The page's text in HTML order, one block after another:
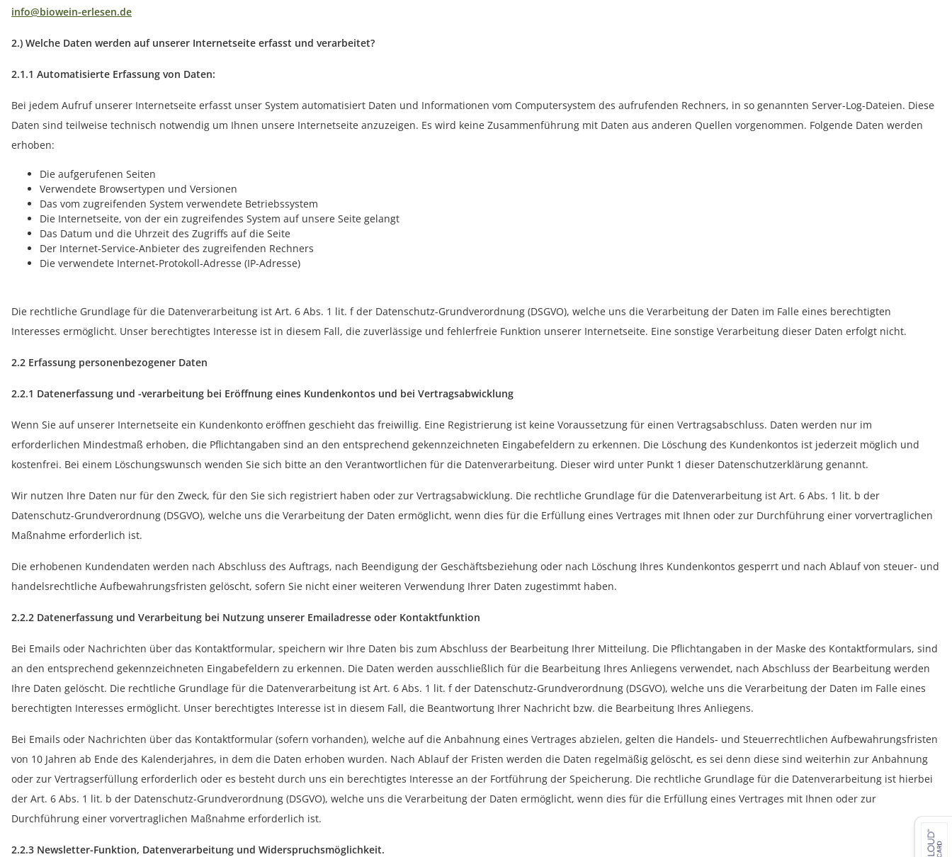
info@biowein-erlesen.de
2.) Welche Daten werden auf unserer Internetseite erfasst und verarbeitet?
2.1.1 Automatisierte Erfassung von Daten:
Bei jedem Aufruf unserer Internetseite erfasst unser System automatisiert Daten und Informationen vom Computersystem des aufrufenden Rechners, in so genannten Server-Log-Dateien. Diese
Daten sind teilweise technisch notwendig um Ihnen unsere Internetseite anzuzeigen. Es wird keine Zusammenführung mit Daten aus anderen Quellen vorgenommen. Folgende Daten werden
erhoben:
Die aufgerufenen Seiten
Verwendete Browsertypen und Versionen
Das vom zugreifenden System verwendete Betriebssystem
Die Internetseite, von der ein zugreifendes System auf unsere Seite gelangt
Das Datum und die Uhrzeit des Zugriffs auf die Seite
Der Internet-Service-Anbieter des zugreifenden Rechners
Die verwendete Internet-Protokoll-Adresse (IP-Adresse)
Die rechtliche Grundlage für die Datenverarbeitung ist Art. 6 Abs. 1 lit. f der Datenschutz-Grundverordnung (DSGVO), welche uns die Verarbeitung der Daten im Falle eines berechtigten
Interesses ermöglicht. Unser berechtigtes Interesse ist in diesem Fall, die zuverlässige und fehlerfreie Funktion unserer Internetseite. Eine sonstige Verarbeitung dieser Daten erfolgt nicht.
2.2 Erfassung personenbezogener Daten
2.2.1 Datenerfassung und -verarbeitung bei Eröffnung eines Kundenkontos und bei Vertragsabwicklung
Wenn Sie auf unserer Internetseite ein Kundenkonto eröffnen geschieht das freiwillig. Eine Registrierung ist keine Voraussetzung für einen Vertragsabschluss. Daten werden nur im
erforderlichen Mindestmaß erhoben, die Pflichtangaben sind an den entsprechend gekennzeichneten Eingabefeldern zu erkennen. Die Löschung des Kundenkontos ist jederzeit möglich und
kostenfrei. Bei einem Löschungswunsch wenden Sie sich bitte an den Verantwortlichen für die Datenverarbeitung. Dieser wird unter Punkt 1 dieser Datenschutzerklärung genannt.
Wir nutzen Ihre Daten nur für den Zweck, für den Sie sich registriert haben oder zur Vertragsabwicklung. Die rechtliche Grundlage für die Datenverarbeitung ist Art. 6 Abs. 1 lit. b der
Datenschutz-Grundverordnung (DSGVO), welche uns die Verarbeitung der Daten ermöglicht, wenn dies für die Erfüllung eines Vertrages mit Ihnen oder zur Durchführung einer vorvertraglichen
Maßnahme erforderlich ist.
Die erhobenen Kundendaten werden nach Abschluss des Auftrags, nach Beendigung der Geschäftsbeziehung oder nach Löschung Ihres Kundenkontos gesperrt und nach Ablauf von steuer- und
handelsrechtliche Aufbewahrungsfristen gelöscht, sofern Sie nicht einer weiteren Verwendung Ihrer Daten zugestimmt haben.
2.2.2 Datenerfassung und Verarbeitung bei Nutzung unserer Emailadresse oder Kontaktfunktion
Bei Emails oder Nachrichten über das Kontaktformular, speichern wir Ihre Daten bis zum Abschluss der Bearbeitung Ihrer Mitteilung. Die Pflichtangaben in der Maske des Kontaktformulars, sind
an den entsprechend gekennzeichneten Eingabefeldern zu erkennen. Die Daten werden ausschließlich für die Bearbeitung Ihres Anliegens verwendet, nach Abschluss der Bearbeitung werden
Ihre Daten gelöscht. Die rechtliche Grundlage für die Datenverarbeitung ist Art. 6 Abs. 1 lit. f der Datenschutz-Grundverordnung (DSGVO), welche uns die Verarbeitung der Daten im Falle eines
berechtigten Interesses ermöglicht. Unser berechtigtes Interesse ist in diesem Fall, die Beantwortung Ihrer Nachricht bzw. die Bearbeitung Ihres Anliegens.
Bei Emails oder Nachrichten über das Kontaktformular (sofern vorhanden), welche auf die Anbahnung eines Vertrages abzielen, gelten die Handels- und Steuerrechtlichen Aufbewahrungsfristen
von 10 Jahren ab Ende des Kalenderjahres, in dem die Daten erhoben wurden. Nach Ablauf der Fristen werden die Daten regelmäßig gelöscht, es sei denn diese sind weiterhin zur Anbahnung
oder zur Vertragserfüllung erforderlich oder es besteht durch uns ein berechtigtes Interesse an der Fortführung der Speicherung. Die rechtliche Grundlage für die Datenverarbeitung ist hierbei
der Art. 6 Abs. 1 lit. b der Datenschutz-Grundverordnung (DSGVO), welche uns die Verarbeitung der Daten ermöglicht, wenn dies für die Erfüllung eines Vertrages mit Ihnen oder zur
Durchführung einer vorvertraglichen Maßnahme erforderlich ist.
2.2.3 Newsletter-Funktion, Datenverarbeitung und Widerspruchsmöglichkeit.